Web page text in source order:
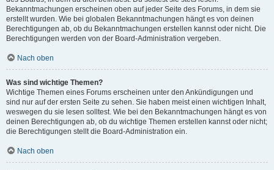
Bekanntmachungen erscheinen oben auf jeder Seite des Forums, in dem sie
erstellt wurden. Wie bei globalen Bekanntmachungen hängt es von deinen
Berechtigungen ab, ob du Bekanntmachungen erstellen kannst oder nicht. Die
Berechtigungen werden von der Board-Administration vergeben.
Nach oben
Was sind wichtige Themen?
Wichtige Themen eines Forums erscheinen unter den Ankündigungen und
sind nur auf der ersten Seite zu sehen. Sie haben meist einen wichtigen Inhalt,
weswegen du sie lesen solltest. Wie bei den Bekanntmachungen hängt es von
deinen Berechtigungen ab, ob du wichtige Themen erstellen kannst oder nicht;
die Berechtigungen stellt die Board-Administration ein.
Nach oben